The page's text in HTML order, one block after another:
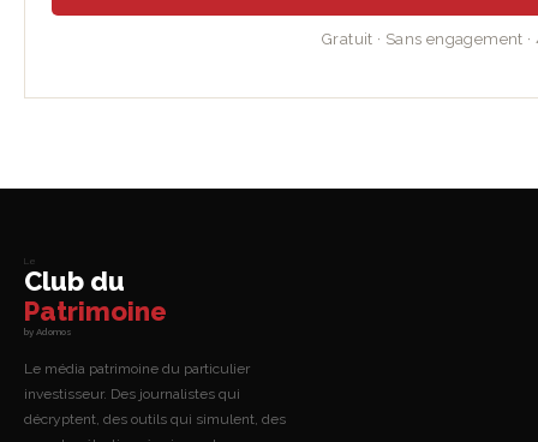
Gratuit · Sans engagement
Le
Club du
Patrimoine
by Adomos
Le média patrimoine du particulier
investisseur. Des journalistes qui
décryptent, des outils qui simulent, des